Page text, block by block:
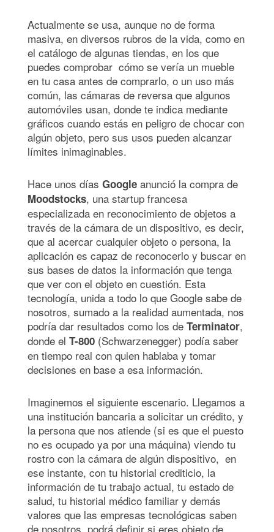
Actualmente se usa, aunque no de forma
masiva, en diversos rubros de la vida, como en
el catálogo de algunas tiendas, en los que
puedes comprobar cómo se vería un mueble
en tu casa antes de comprarlo, o un uso más
común, las cámaras de reversa que algunos
automóviles usan, donde te indica mediante
gráficos cuando estás en peligro de chocar con
algún objeto, pero sus usos pueden alcanzar
límites inimaginables.
Hace unos días Google anunció la compra de
Moodstocks, una startup francesa
especializada en reconocimiento de objetos a
través de la cámara de un dispositivo, es decir,
que al acercar cualquier objeto o persona, la
aplicación es capaz de reconocerlo y buscar en
sus bases de datos la información que tenga
que ver con el objeto en cuestión. Esta
tecnología, unida a todo lo que Google sabe de
nosotros, sumado a la realidad aumentada, nos
podría dar resultados como los de Terminator,
donde el T-800 (Schwarzenegger) podía saber
en tiempo real con quien hablaba y tomar
decisiones en base a esa información.
Imaginemos el siguiente escenario. Llegamos a
una institución bancaria a solicitar un crédito, y
la persona que nos atiende (si es que el puesto
no es ocupado ya por una máquina) viendo tu
rostro con la cámara de algún dispositivo, en
ese instante, con tu historial crediticio, la
información de tu trabajo actual, tu estado de
salud, tu historial médico familiar y demás
valores que las empresas tecnológicas saben
de nosotros, podrá definir si eres objeto de